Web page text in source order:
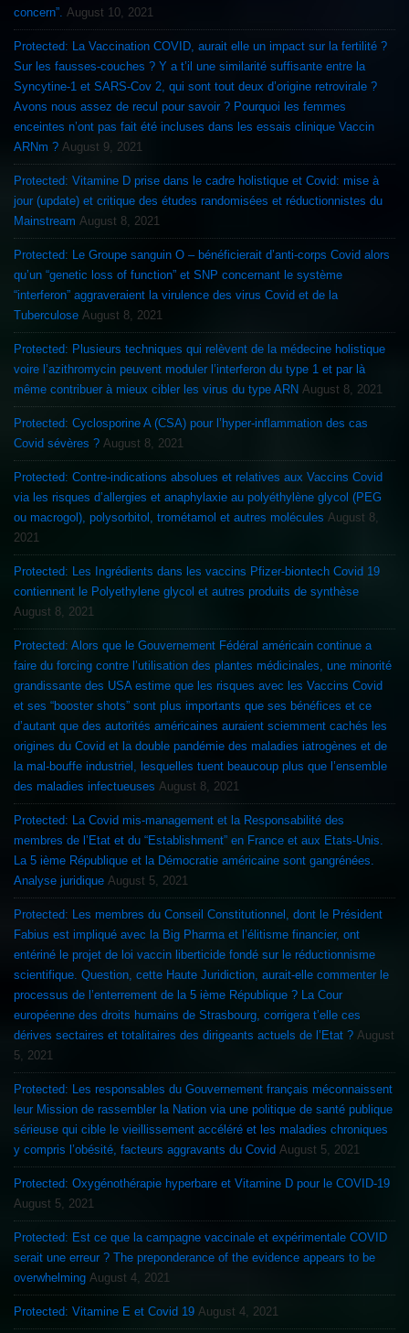
concern”. August 10, 2021
Protected: La Vaccination COVID, aurait elle un impact sur la fertilité ?
Sur les fausses-couches ? Y a t’il une similarité suffisante entre la
Syncytine-1 et SARS-Cov 2, qui sont tout deux d’origine retrovirale ?
Avons nous assez de recul pour savoir ? Pourquoi les femmes
enceintes n’ont pas fait été incluses dans les essais clinique Vaccin
ARNm ? August 9, 2021
Protected: Vitamine D prise dans le cadre holistique et Covid: mise à
jour (update) et critique des études randomisées et réductionnistes du
Mainstream August 8, 2021
Protected: Le Groupe sanguin O – bénéficierait d’anti-corps Covid alors
qu’un “genetic loss of function” et SNP concernant le système
“interferon” aggraveraient la virulence des virus Covid et de la
Tuberculose August 8, 2021
Protected: Plusieurs techniques qui relèvent de la médecine holistique
voire l’azithromycin peuvent moduler l’interferon du type 1 et par là
même contribuer à mieux cibler les virus du type ARN August 8, 2021
Protected: Cyclosporine A (CSA) pour l’hyper-inflammation des cas
Covid sévères ? August 8, 2021
Protected: Contre-indications absolues et relatives aux Vaccins Covid
via les risques d’allergies et anaphylaxie au polyéthylène glycol (PEG
ou macrogol), polysorbitol, trométamol et autres molécules August 8,
2021
Protected: Les Ingrédients dans les vaccins Pfizer-biontech Covid 19
contiennent le Polyethylene glycol et autres produits de synthèse
August 8, 2021
Protected: Alors que le Gouvernement Fédéral américain continue a
faire du forcing contre l’utilisation des plantes médicinales, une minorité
grandissante des USA estime que les risques avec les Vaccins Covid
et ses “booster shots” sont plus importants que ses bénéfices et ce
d’autant que des autorités américaines auraient sciemment cachés les
origines du Covid et la double pandémie des maladies iatrogènes et de
la mal-bouffe industriel, lesquelles tuent beaucoup plus que l’ensemble
des maladies infectueuses August 8, 2021
Protected: La Covid mis-management et la Responsabilité des
membres de l’Etat et du “Establishment” en France et aux Etats-Unis.
La 5 ième République et la Démocratie américaine sont gangrénées.
Analyse juridique August 5, 2021
Protected: Les membres du Conseil Constitutionnel, dont le Président
Fabius est impliqué avec la Big Pharma et l’élitisme financier, ont
entériné le projet de loi vaccin liberticide fondé sur le réductionnisme
scientifique. Question, cette Haute Juridiction, aurait-elle commenter le
processus de l’enterrement de la 5 ième République ? La Cour
européenne des droits humains de Strasbourg, corrigera t’elle ces
dérives sectaires et totalitaires des dirigeants actuels de l’Etat ? August
5, 2021
Protected: Les responsables du Gouvernement français méconnaissent
leur Mission de rassembler la Nation via une politique de santé publique
sérieuse qui cible le vieillissement accéléré et les maladies chroniques
y compris l’obésité, facteurs aggravants du Covid August 5, 2021
Protected: Oxygénothérapie hyperbare et Vitamine D pour le COVID-19
August 5, 2021
Protected: Est ce que la campagne vaccinale et expérimentale COVID
serait une erreur ? The preponderance of the evidence appears to be
overwhelming August 4, 2021
Protected: Vitamine E et Covid 19 August 4, 2021